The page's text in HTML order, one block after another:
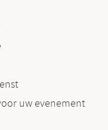
uw evenement